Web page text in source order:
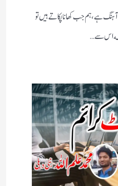
ہے، ہم جب كهانا پكاتے ہيں تو
اس سے…